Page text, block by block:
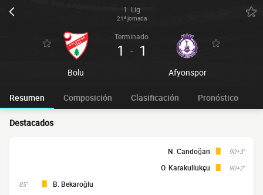
1. Lig
21ª jornada
Bolu
Terminado
1 - 1
Afyonspor
Resumen Composición Clasificación Pronóstico
Destacados
90+3'
N. Candoğan
90+2'
O. Karakullukçu
85' B. Bekaroğlu